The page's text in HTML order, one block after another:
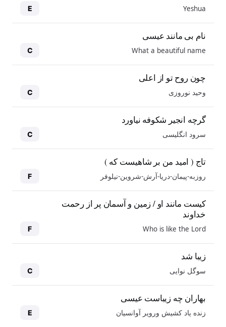
Yeshua
E
نام بی مانند عیسی
What a beautiful name
C
چون روح تو از اعلی
وحید نوروزی C
گرچه انجیر شکوفه نیاورد
سرود انگلیسی C
تاج ( امید من بر شاهیست که )
روزبه-پیمان-دریا-آرش-شروین-نیلوفر F
کیست مانند او / زمین و آسمان پر از رحمت
خداوند
Who is like the Lord
F
زیبا شد
سوگل نوایی C
بهاران چه زیباست عیسی
زنده یاد کشیش ورویر آوانسیان E